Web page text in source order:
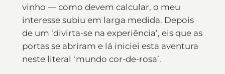
vinho — como devem calcular, o meu
interesse subiu em larga medida. Depois
de um ‘divirta-se na experiência’, eis que as
portas se abriram e lá iniciei esta aventura
neste literal ‘mundo cor-de-rosa’.